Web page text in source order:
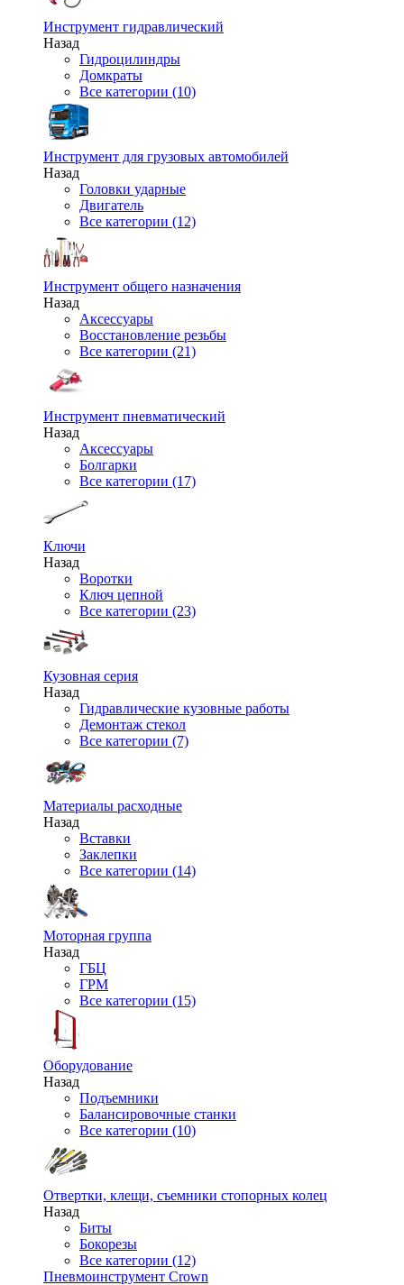
Инструмент гидравлический
Назад
Гидроцилиндры
Домкраты
Все категории (10)
Инструмент для грузовых автомобилей
Назад
Головки ударные
Двигатель
Все категории (12)
Инструмент общего назначения
Назад
Аксессуары
Восстановление резьбы
Все категории (21)
Инструмент пневматический
Назад
Аксессуары
Болгарки
Все категории (17)
Ключи
Назад
Воротки
Ключ цепной
Все категории (23)
Кузовная серия
Назад
Гидравлические кузовные работы
Демонтаж стекол
Все категории (7)
Материалы расходные
Назад
Вставки
Заклепки
Все категории (14)
Моторная группа
Назад
ГБЦ
ГРМ
Все категории (15)
Оборудование
Назад
Подъемники
Балансировочные станки
Все категории (10)
Отвертки, клещи, съемники стопорных колец
Назад
Биты
Бокорезы
Все категории (12)
Пневмоинструмент Crown